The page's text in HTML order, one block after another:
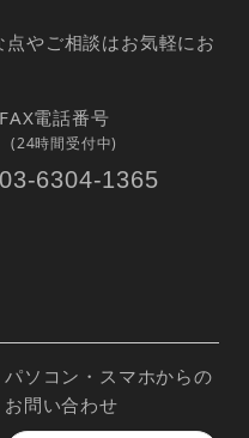
やご相談はお気軽にお
FAX電話番号
(24時間受付中)
03-6304-1365
パソコン・スマホからの
お問い合わせ